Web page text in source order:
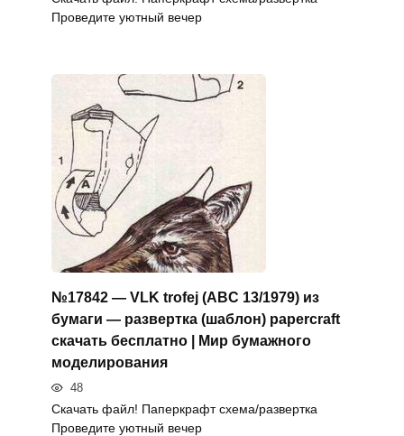
Проведите уютный вечер
№17842 — VLK trofej (ABC 13/1979) из
бумаги — развертка (шаблон) papercraft
скачать бесплатно | Мир бумажного
моделирования
48
Скачать файл! Паперкрафт схема/развертка
Проведите уютный вечер